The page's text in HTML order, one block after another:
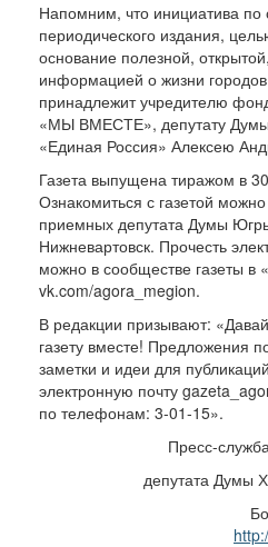
Напомним, что инициатива по
периодического издания,
основание полезной,
информацией о жизни городов
принадлежит учредителю
«МЫ ВМЕСТЕ», депутату
«Единая Россия» Алексею
Газета выпущена тиражом в
Ознакомиться с газетой
приемных депутата Думы
Нижневартовск. Прочесть
можно в сообществе газеты в
vk.com/agora_megion.
В редакции призывают:
газету вместе! Предложения
заметки и идеи для
электронную почту
по телефонам: 3-01-15».
Пресс-
депутата Думы